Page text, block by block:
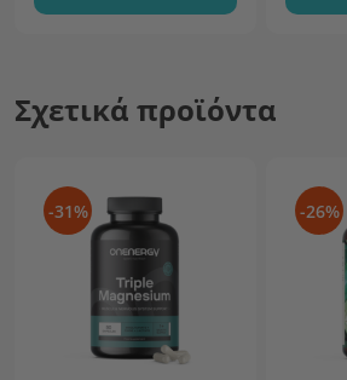
Σχετικά προϊόντα
-31% -26%